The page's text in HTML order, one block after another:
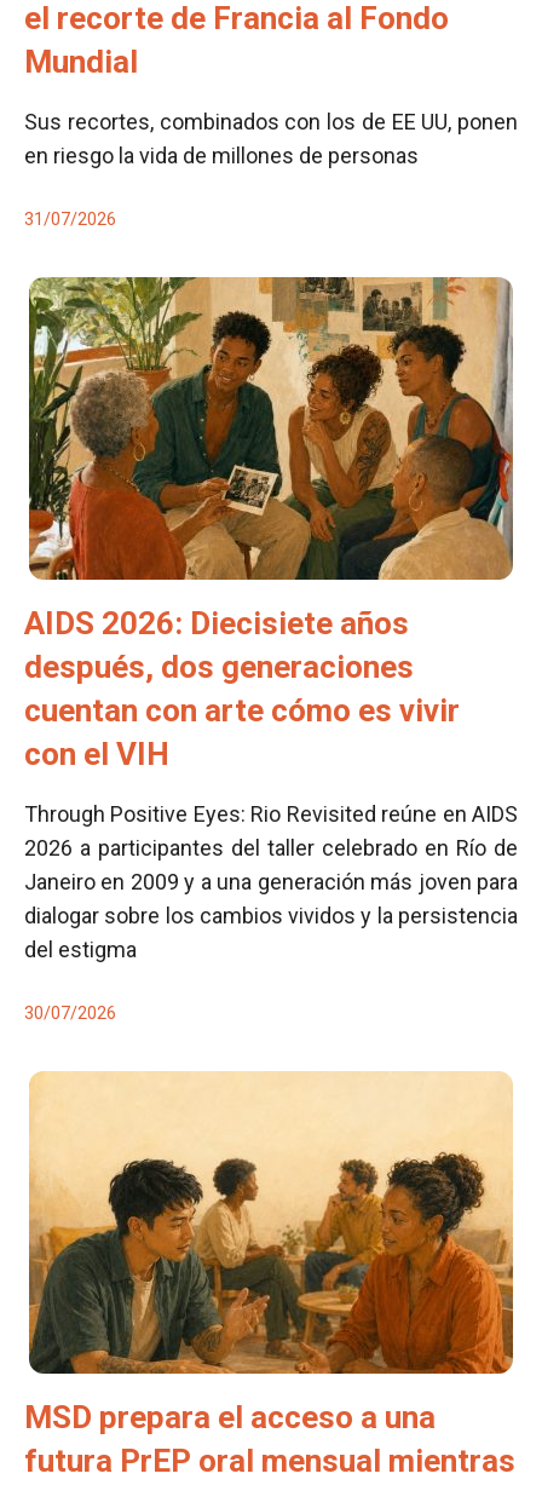
el recorte de Francia al Fondo
Mundial
Sus recortes, combinados con los de EE UU, ponen
en riesgo la vida de millones de personas
31/07/2026
AIDS 2026: Diecisiete años
después, dos generaciones
cuentan con arte cómo es vivir
con el VIH
Through Positive Eyes: Rio Revisited reúne en AIDS
2026 a participantes del taller celebrado en Río de
Janeiro en 2009 y a una generación más joven para
dialogar sobre los cambios vividos y la persistencia
del estigma
30/07/2026
MSD prepara el acceso a una
futura PrEP oral mensual mientras